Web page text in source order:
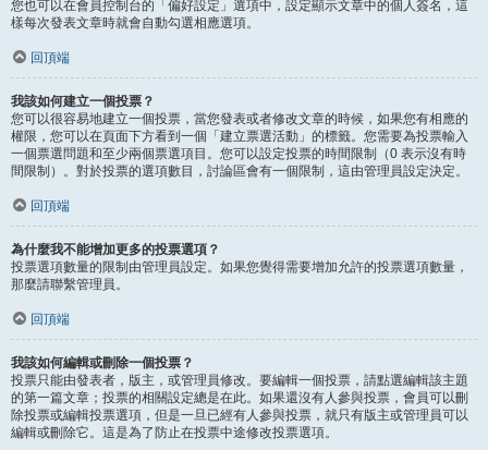
您也可以在會員控制台的「偏好設定」選項中，設定顯示文章中的個人簽名，這
樣每次發表文章時就會自動勾選相應選項。
回頂端
我該如何建立一個投票？
您可以很容易地建立一個投票，當您發表或者修改文章的時候，如果您有相應的
權限，您可以在頁面下方看到一個「建立票選活動」的標籤。您需要為投票輸入
一個票選問題和至少兩個票選項目。您可以設定投票的時間限制（0 表示沒有時
間限制）。對於投票的選項數目，討論區會有一個限制，這由管理員設定決定。
回頂端
為什麼我不能增加更多的投票選項？
投票選項數量的限制由管理員設定。如果您覺得需要增加允許的投票選項數量，
那麼請聯繫管理員。
回頂端
我該如何編輯或刪除一個投票？
投票只能由發表者，版主，或管理員修改。要編輯一個投票，請點選編輯該主題
的第一篇文章；投票的相關設定總是在此。如果還沒有人參與投票，會員可以刪
除投票或編輯投票選項，但是一旦已經有人參與投票，就只有版主或管理員可以
編輯或刪除它。這是為了防止在投票中途修改投票選項。